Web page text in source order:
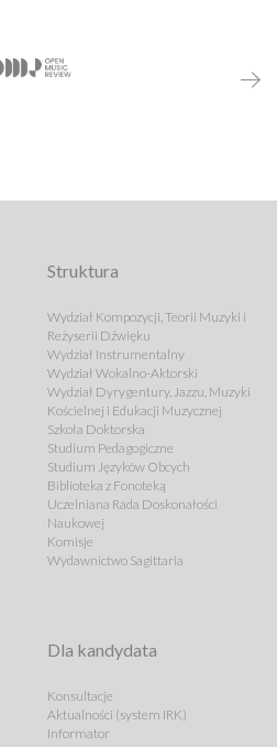
Struktura
Wydział Kompozycji, Teorii Muzyki i
Reżyserii Dźwięku
Wydział Instrumentalny
Wydział Wokalno-Aktorski
Wydział Dyrygentury, Jazzu, Muzyki
Kościelnej i Edukacji Muzycznej
Szkoła Doktorska
Studium Pedagogiczne
Studium Języków Obcych
Biblioteka z Fonoteką
Uczelniana Rada Doskonałości
Naukowej
Komisje
Wydawnictwo Sagittaria
Dla kandydata
Konsultacje
Aktualności (system IRK)
Informator